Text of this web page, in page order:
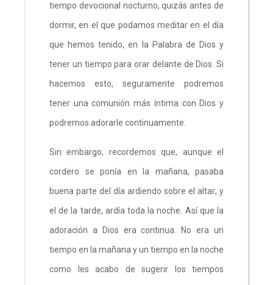
tiempo devocional nocturno, quizás antes de
dormir, en el que podamos meditar en el día
que hemos tenido, en la Palabra de Dios y
tener un tiempo para orar delante de Dios. Si
hacemos esto, seguramente podremos
tener una comunión más íntima con Dios y
podremos adorarle continuamente.
Sin embargo, recordemos que, aunque el
cordero se ponía en la mañana, pasaba
buena parte del día ardiendo sobre el altar; y
el de la tarde, ardía toda la noche. Así que la
adoración a Dios era continua. No era un
tiempo en la mañana y un tiempo en la noche
como les acabo de sugerir los tiempos